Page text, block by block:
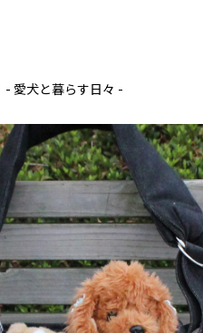
- 愛犬と暮らす日々 -